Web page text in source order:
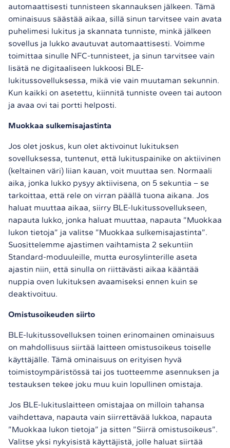
automaattisesti tunnisteen skannauksen jälkeen. Tämä
ominaisuus säästää aikaa, sillä sinun tarvitsee vain avata
puhelimesi lukitus ja skannata tunniste, minkä jälkeen
sovellus ja lukko avautuvat automaattisesti. Voimme
toimittaa sinulle NFC-tunnisteet, ja sinun tarvitsee vain
lisätä ne digitaaliseen lukkoosi BLE-
lukitussovelluksessa, mikä vie vain muutaman sekunnin.
Kun kaikki on asetettu, kiinnitä tunniste oveen tai autoon
ja avaa ovi tai portti helposti.
Muokkaa sulkemisajastinta
Jos olet joskus, kun olet aktivoinut lukituksen
sovelluksessa, tuntenut, että lukituspainike on aktiivinen
(keltainen väri) liian kauan, voit muuttaa sen. Normaali
aika, jonka lukko pysyy aktiivisena, on 5 sekuntia – se
tarkoittaa, että rele on virran päällä tuona aikana. Jos
haluat muuttaa aikaa, siirry BLE-lukitussovellukseen,
napauta lukko, jonka haluat muuttaa, napauta ”Muokkaa
lukon tietoja” ja valitse ”Muokkaa sulkemisajastinta”.
Suosittelemme ajastimen vaihtamista 2 sekuntiin
Standard-moduuleille, mutta eurosylinterille aseta
ajastin niin, että sinulla on riittävästi aikaa kääntää
nuppia oven lukituksen avaamiseksi ennen kuin se
deaktivoituu.
Omistusoikeuden siirto
BLE-lukitussovelluksen toinen erinomainen ominaisuus
on mahdollisuus siirtää laitteen omistusoikeus toiselle
käyttäjälle. Tämä ominaisuus on erityisen hyvä
toimistoympäristössä tai jos tuotteemme asennuksen ja
testauksen tekee joku muu kuin lopullinen omistaja.
Jos BLE-lukituslaitteen omistajaa on milloin tahansa
vaihdettava, napauta vain siirrettävää lukkoa, napauta
”Muokkaa lukon tietoja” ja sitten ”Siirrä omistusoikeus”.
Valitse yksi nykyisistä käyttäjistä, jolle haluat siirtää